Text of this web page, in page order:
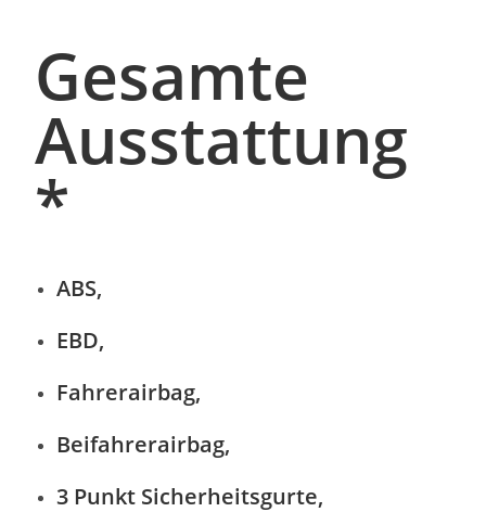
Gesamte
Ausstattung
*
ABS,
EBD,
Fahrerairbag,
Beifahrerairbag,
3 Punkt Sicherheitsgurte,